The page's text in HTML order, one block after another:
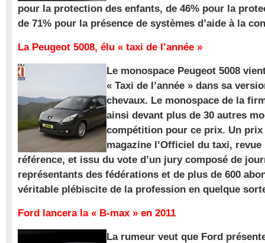
pour la protection des enfants, de 46% pour la
de 71% pour la présence de systèmes d’aide à la
La Peugeot 5008, élu « taxi de l’année »
Le monospace Peugeot 5008
« Taxi de l’année » dans sa
chevaux. Le monospace de la
ainsi devant plus de 30 autres
compétition pour ce prix. Un
magazine l’Officiel du taxi,
référence, et issu du vote d’un jury composé de
représentants des fédérations et de plus de 600
véritable plébiscite de la profession en quelque
Ford lancera la « B-max » en 2011
La rumeur veut que Ford